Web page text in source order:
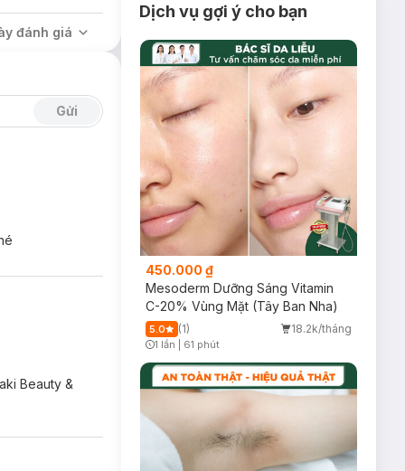
đánh giá
Gửi
Beauty &
Dịch vụ gợi ý cho bạn
450.000 ₫
Mesoderm Dưỡng Sáng Vitamin
C-20% Vùng Mặt (Tây Ban Nha)
5.0 (1) 18.2k/tháng
1 lần 61 phút